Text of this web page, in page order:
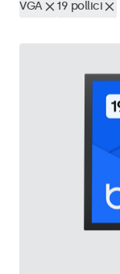
VGA 19 pollici